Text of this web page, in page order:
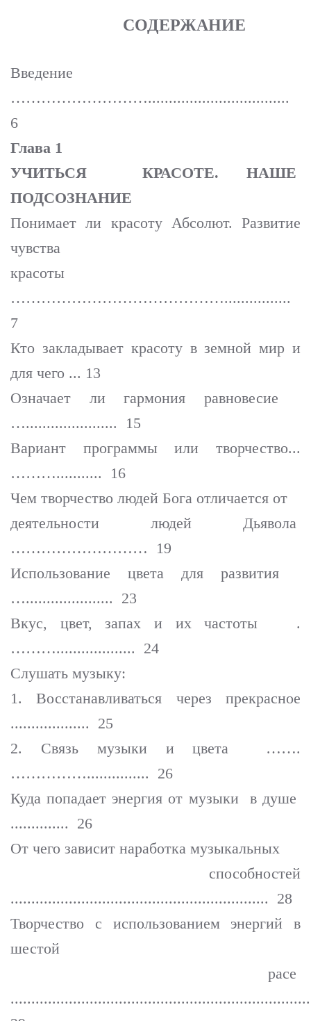
СОДЕРЖАНИЕ
Введение
………………………..................................
6
Глава 1
УЧИТЬСЯ КРАСОТЕ. НАШЕ
ПОДСОЗНАНИЕ
Понимает ли красоту Абсолют. Развитие
чувства
красоты
……………………………………................
7
Кто закладывает красоту в земной мир и
для чего ... 13
Означает ли гармония равновесие
…...................... 15
Вариант программы или творчество...
………........... 16
Чем творчество людей Бога отличается от
деятельности людей Дьявола
……………………… 19
Использование цвета для развития
…..................... 23
Вкус, цвет, запах и их частоты .
………................... 24
Слушать музыку:
1. Восстанавливаться через прекрасное
................... 25
2. Связь музыки и цвета …….
……………............... 26
Куда попадает энергия от музыки в душе
.............. 26
От чего зависит наработка музыкальных
способностей
.............................................................. 28
Творчество с использованием энергий в
шестой
расе